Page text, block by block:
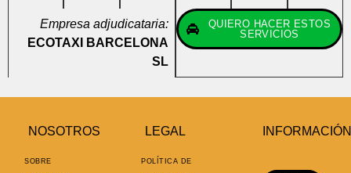
Empresa adjudicataria:
ECOTAXI BARCELONA
SL
QUIERO HACER ESTOS
SERVICIOS
NOSOTROS
SOBRE
LEGAL
POLÍTICA DE
INFORMACIÓN